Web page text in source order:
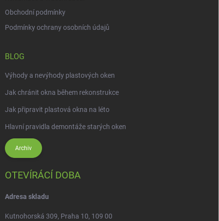
Obchodní podmínky
Podmínky ochrany osobních údajů
BLOG
Výhody a nevýhody plastových oken
Jak chránit okna během rekonstrukce
Jak připravit plastová okna na léto
Hlavní pravidla demontáže starých oken
Archiv
OTEVÍRÁCÍ DOBA
Adresa skladu
Kutnohorská 309, Praha 10, 109 00